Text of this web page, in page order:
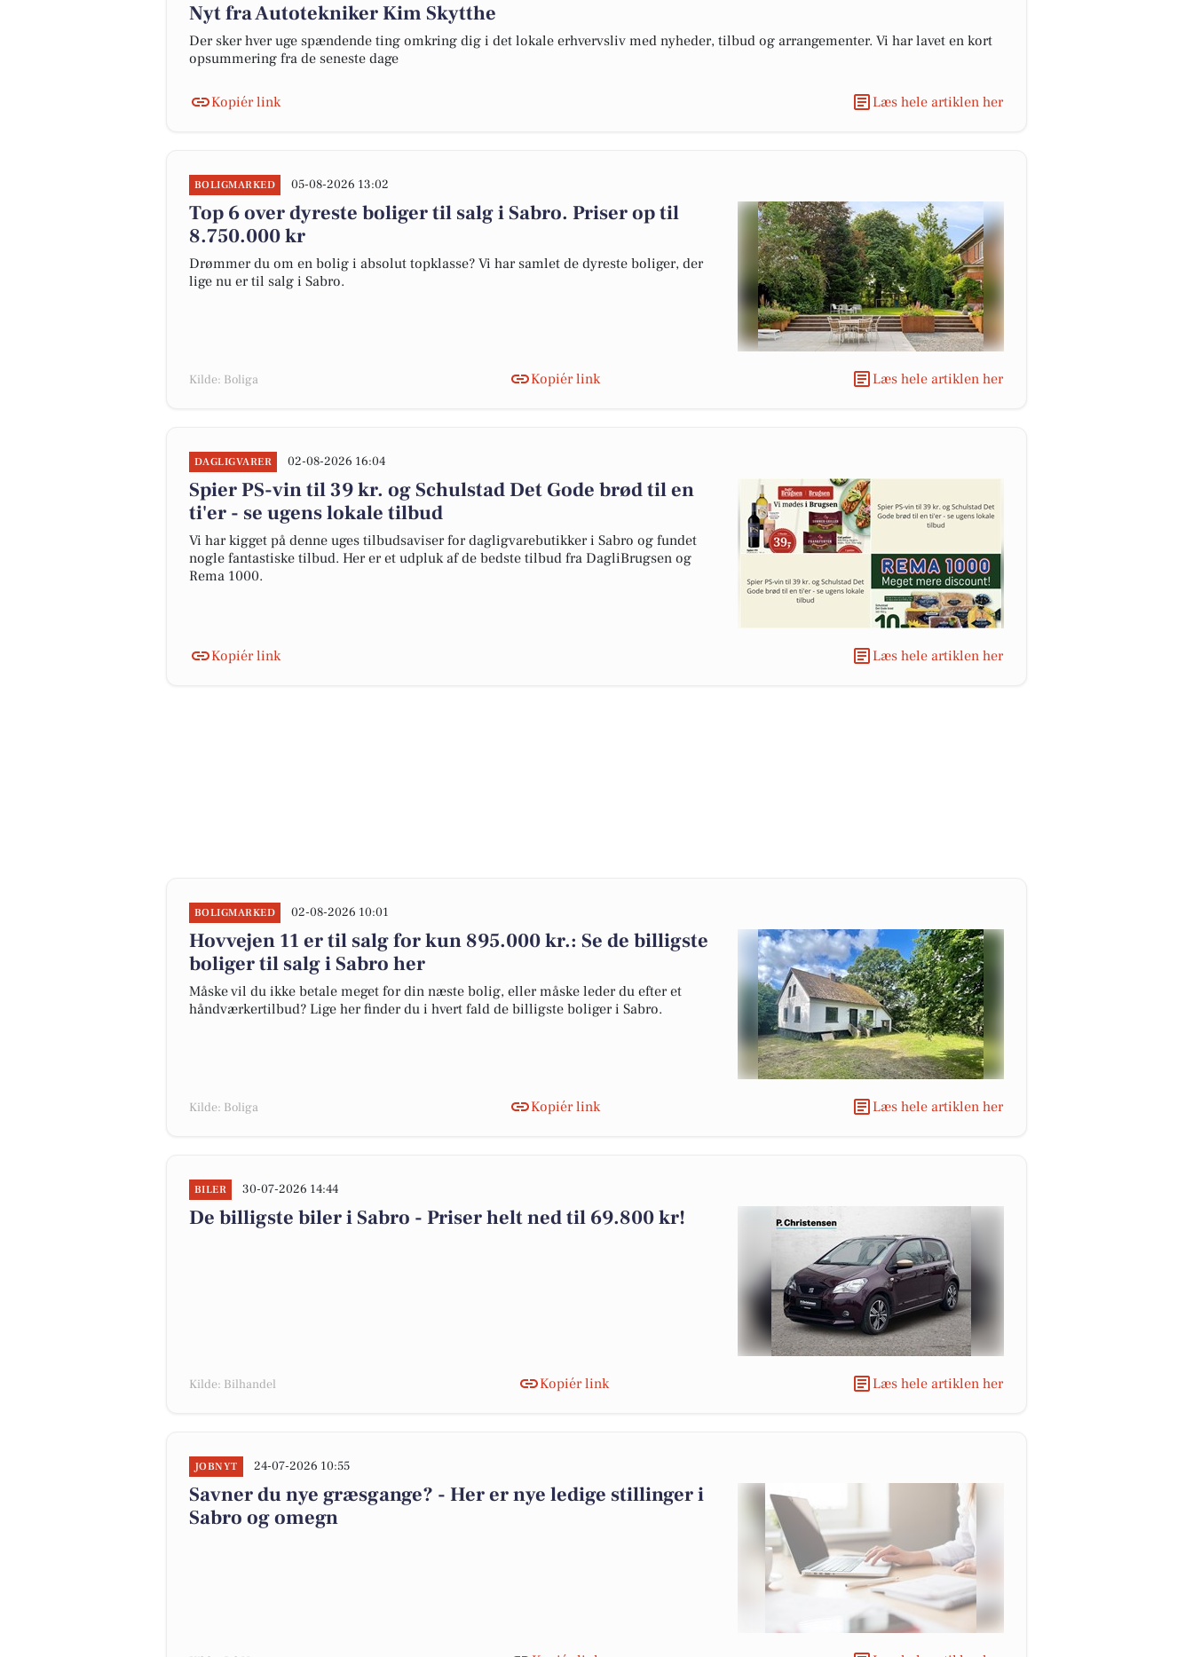
Nyt fra Autotekniker Kim Skytthe
Der sker hver uge spændende ting omkring dig i det lokale erhvervsliv med nyheder, tilbud og arrangementer. Vi har lavet en kort
opsummering fra de seneste dage
Kopiér link Læs hele artiklen her
BOLIGMARKED 05-08-2026 13:02
Top 6 over dyreste boliger til salg i Sabro. Priser op til
8.750.000 kr
Drømmer du om en bolig i absolut topklasse? Vi har samlet de dyreste boliger, der
lige nu er til salg i Sabro.
Kilde: Boliga Kopiér link Læs hele artiklen her
DAGLIGVARER 02-08-2026 16:04
Spier PS-vin til 39 kr. og Schulstad Det Gode brød til en
ti'er - se ugens lokale tilbud
Vi har kigget på denne uges tilbudsaviser for dagligvarebutikker i Sabro og fundet
nogle fantastiske tilbud. Her er et udpluk af de bedste tilbud fra DagliBrugsen og
Rema 1000.
Kopiér link Læs hele artiklen her
BOLIGMARKED 02-08-2026 10:01
Hovvejen 11 er til salg for kun 895.000 kr.: Se de billigste
boliger til salg i Sabro her
Måske vil du ikke betale meget for din næste bolig, eller måske leder du efter et
håndværkertilbud? Lige her finder du i hvert fald de billigste boliger i Sabro.
Kilde: Boliga Kopiér link Læs hele artiklen her
BILER 30-07-2026 14:44
De billigste biler i Sabro - Priser helt ned til 69.800 kr!
Kilde: Bilhandel Kopiér link Læs hele artiklen her
JOBNYT 24-07-2026 10:55
Savner du nye græsgange? - Her er nye ledige stillinger i
Sabro og omegn